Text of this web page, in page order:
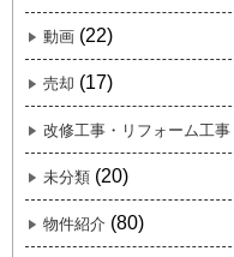
動画 (22)
売却 (17)
改修工事・リフォーム工事
未分類 (20)
物件紹介 (80)